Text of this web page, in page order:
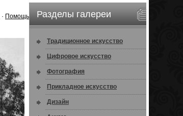
· Помощь Разделы галереи
Традиционное искусство
Цифровое искусство
Фотография
Прикладное искусство
Дизайн